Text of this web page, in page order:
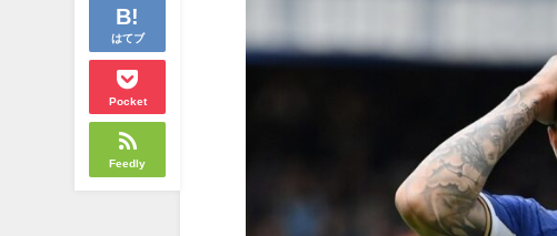
はてブ
Pocket
Feedly